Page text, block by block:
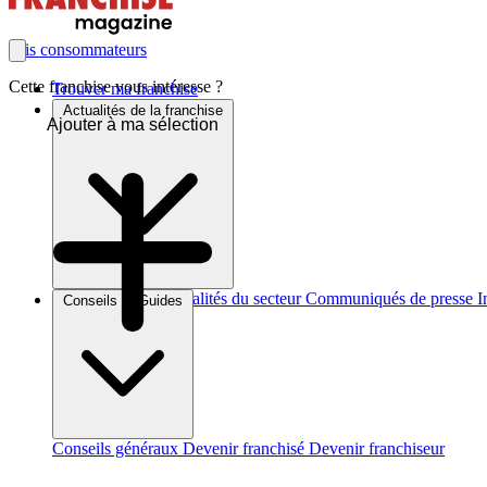
Trouver ma franchise
Actualités de la franchise
Brèves et actus Actualités du secteur Communiqués de presse
Conseils et Guides
Conseils généraux Devenir franchisé Devenir franchiseur
avis consommateurs
Cette franchise vous intéresse ?
Ajouter à ma sélection